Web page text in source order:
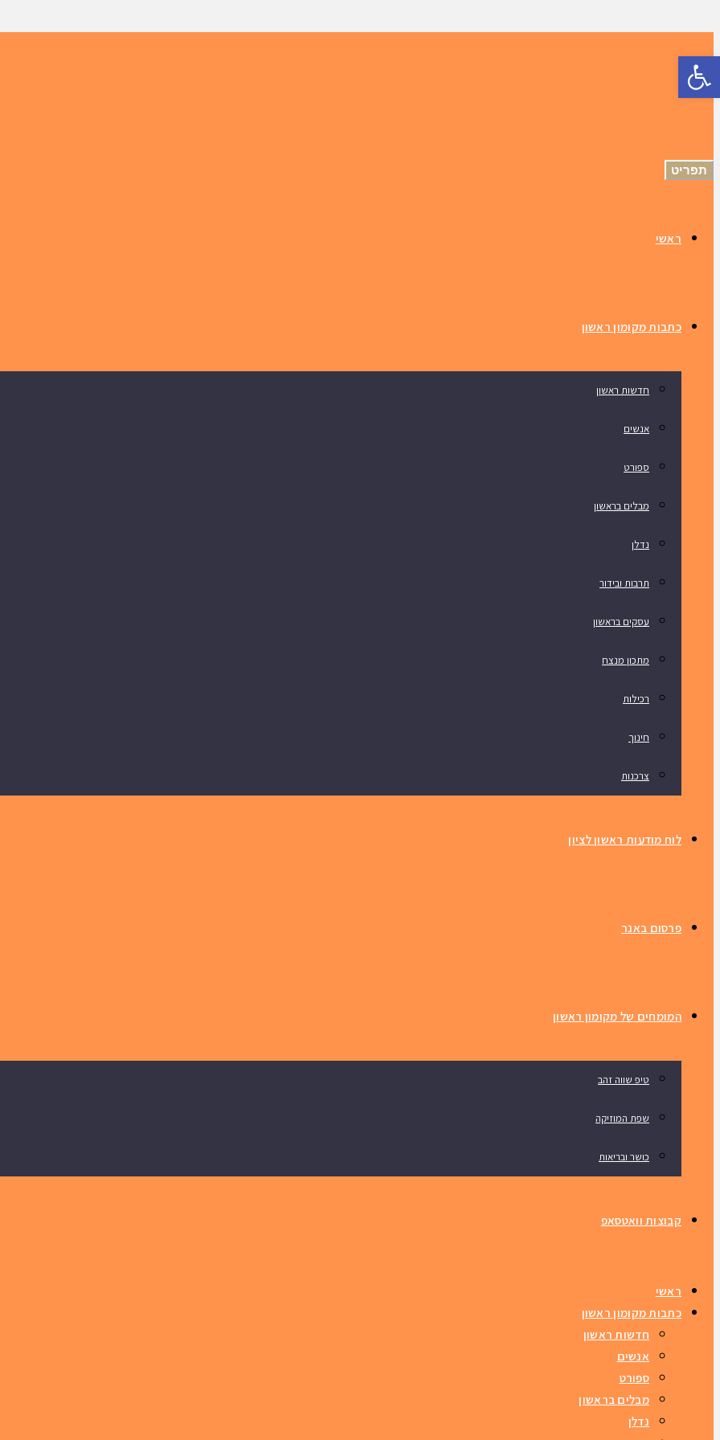
תפריט
ראשי
כתבות מקומון ראשון
חדשות ראשון
אנשים
ספורט
מבלים בראשון
נדלן
תרבות ובידור
עסקים בראשון
מתכון מנצח
רכילות
חינוך
צרכנות
לוח מודעות ראשון לציון
פרסום באנר
המומחים של מקומון ראשון
טיפ שווה זהב
שפת המוזיקה
כושר ובריאות
קבוצות וואטסאפ
ראשי
כתבות מקומון ראשון
חדשות ראשון
אנשים
ספורט
מבלים בראשון
נדלן
פתח סרגל נגישות